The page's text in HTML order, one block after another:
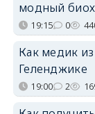
модный
19:15 0
Как медик
Геленджике
19:00 2